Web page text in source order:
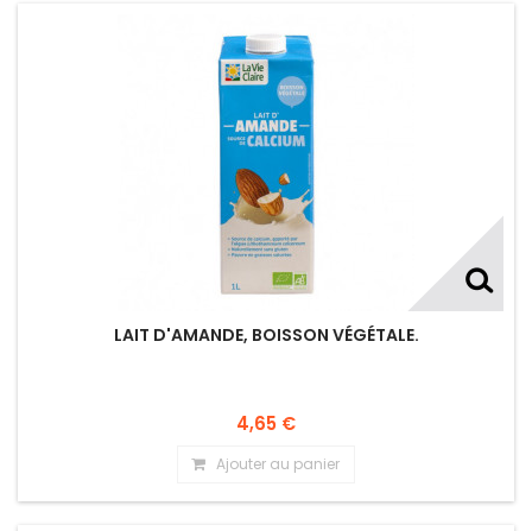
LAIT D'AMANDE, BOISSON VÉGÉTALE.
4,65 €
Ajouter au panier